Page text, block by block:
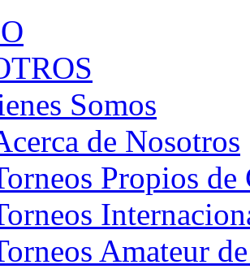
Somos
de Nosotros
Propios
Amateur